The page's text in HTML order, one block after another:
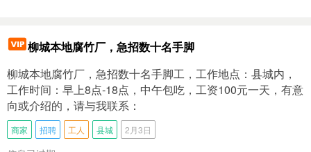
柳城本地腐竹厂，急招数十名手脚
柳城本地腐竹厂，急招数十名手脚工，工作地点：县城内，
工作时间：早上8点-18点，中午包吃，工资100元一天，有意
向或介绍的，请与我联系：
商家 招聘 工人 县城 2月3日